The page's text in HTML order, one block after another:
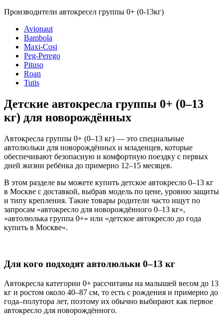
Производители автокресел группы 0+ (0-13кг)
Avionaut
Bambola
Maxi-Cosi
Peg-Perego
Pituso
Roan
Tutis
Детские автокресла группы 0+ (0–13
кг) для новорождённых
Автокресла группы 0+ (0–13 кг) — это специальные
автолюльки для новорождённых и младенцев, которые
обеспечивают безопасную и комфортную поездку с первых
дней жизни ребёнка до примерно 12–15 месяцев.
В этом разделе вы можете купить детское автокресло 0–13 кг
в Москве с доставкой, выбрав модель по цене, уровню защиты
и типу крепления. Такие товары родители часто ищут по
запросам «автокресло для новорождённого 0–13 кг»,
«автолюлька группа 0+» или «детское автокресло до года
купить в Москве».
Для кого подходят автолюльки 0–13 кг
Автокресла категории 0+ рассчитаны на малышей весом до 13
кг и ростом около 40–87 см, то есть с рождения и примерно до
года–полутора лет, поэтому их обычно выбирают как первое
автокресло для новорождённого.